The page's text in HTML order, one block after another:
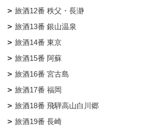
旅酒12番 秩父・長瀞
旅酒13番 銀山温泉
旅酒14番 東京
旅酒15番 阿蘇
旅酒16番 宮古島
旅酒17番 福岡
旅酒18番 飛騨高山白川郷
旅酒19番 長崎